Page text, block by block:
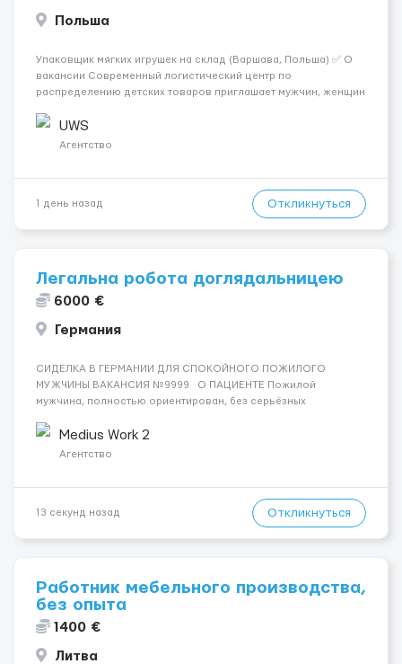
Польша
Упаковщик мягких игрушек на склад (Варшава, Польша) ✅ О
вакансии Современный логистический центр по
распределению детских товаров приглашает мужчин, женщин
ВНИМАНИЕ ❗️: ЗАЯВКИ НА САЙТЕ НЕ РАССМАТРИВАЕМ.
ПИШИТЕ САМИ НАМ СРА...
UWS
Агентство
1 день назад Откликнуться
Легальна робота доглядальницею
6000 €
Германия
СИДЕЛКА В ГЕРМАНИИ ДЛЯ СПОКОЙНОГО ПОЖИЛОГО
МУЖЧИНЫ ВАКАНСИЯ №9999 О ПАЦИЕНТЕ Пожилой
мужчина, полностью ориентирован, без серьёзных
лекарств. РЕЖИМ Ночной сон спокойный, без пробуждений.
ОБЯЗАНН...
Medius Work 2
Агентство
13 секунд назад Откликнуться
Работник мебельного производства,
без опыта
1400 €
Литва